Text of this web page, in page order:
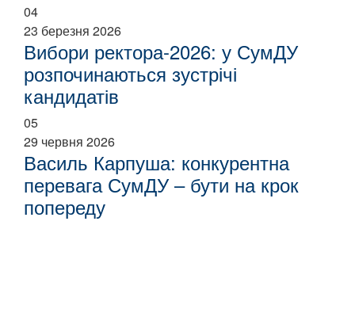
04
23 березня 2026
Вибори ректора-2026: у СумДУ
розпочинаються зустрічі
кандидатів
05
29 червня 2026
Василь Карпуша: конкурентна
перевага СумДУ – бути на крок
попереду